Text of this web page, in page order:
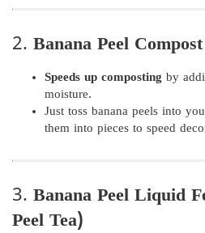
2. Banana Peel
Speeds up composting by
moisture.
Just toss banana peels into
them into pieces to speed
3. Banana Peel Liquid
Peel Tea)